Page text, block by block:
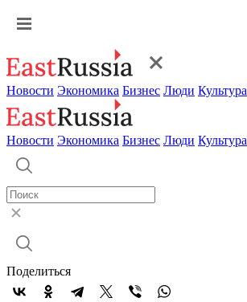
Новости Экономика Бизнес Люди Культура
Новости Экономика Бизнес Люди Культура
Поделиться